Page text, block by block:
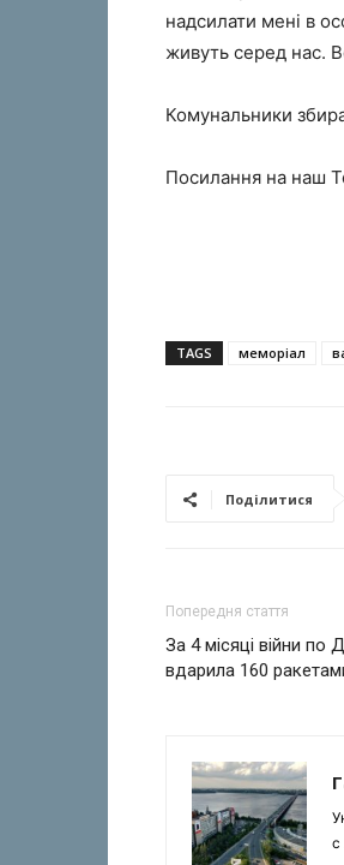
надсилати мені в
живуть серед нас.
Комунальники
Посилання на наш
TAGS меморіал
Поділитися
Попередня стаття
За 4 місяці війни по
вдарила 160
с